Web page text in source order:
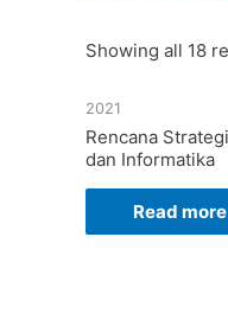
Showing all 18
2021
Rencana
dan Informatika
Read more